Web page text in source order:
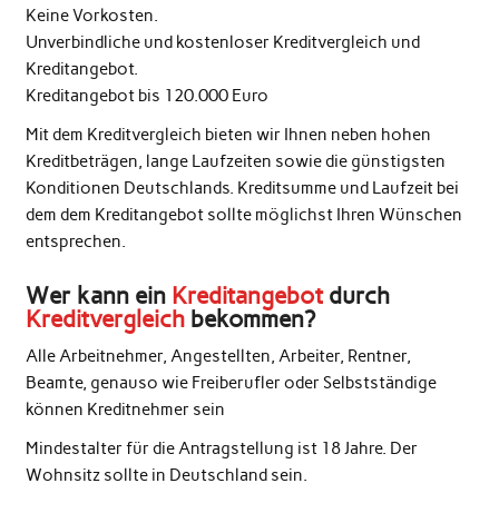
Keine Vorkosten.
Unverbindliche und kostenloser Kreditvergleich und
Kreditangebot.
Kreditangebot bis 120.000 Euro
Mit dem Kreditvergleich bieten wir Ihnen neben hohen
Kreditbeträgen, lange Laufzeiten sowie die günstigsten
Konditionen Deutschlands. Kreditsumme und Laufzeit bei
dem dem Kreditangebot sollte möglichst Ihren Wünschen
entsprechen.
Wer kann ein Kreditangebotdurch
Kreditvergleichbekommen?
Alle Arbeitnehmer, Angestellten, Arbeiter, Rentner,
Beamte, genauso wie Freiberufler oder Selbstständige
können Kreditnehmer sein
Mindestalter für die Antragstellung ist 18 Jahre. Der
Wohnsitz sollte in Deutschland sein.